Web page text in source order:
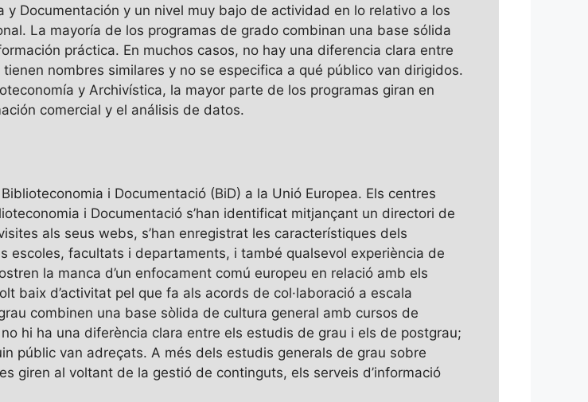
Documentación y un nivel muy bajo de actividad en lo relativo a los
La mayoría de los programas de grado combinan una base sólida
práctica. En muchos casos, no hay una diferencia clara entre
nombres similares y no se especifica a qué público van dirigidos.
y Archivística, la mayor parte de los programas giran en
comercial y el análisis de datos.
i Documentació (BiD) a la Unió Europea. Els centres
i Documentació s’han identificat mitjançant un directori de
als seus webs, s’han enregistrat les característiques dels
escoles, facultats i departaments, i també qualsevol experiència de
la manca d’un enfocament comú europeu en relació amb els
baix d’activitat pel que fa als acords de col·laboració a escala
combinen una base sòlida de cultura general amb cursos de
hi ha una diferència clara entre els estudis de grau i els de postgrau;
públic van adreçats. A més dels estudis generals de grau sobre
giren al voltant de la gestió de continguts, els serveis d’informació